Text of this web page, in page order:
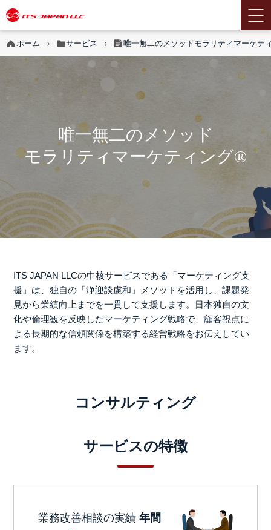
ホーム サービス 唯一無二のメソッドモラリティマーケテ
唯一無二のメソッド
モラリティマーケティング®︎
ITS JAPAN LLCの中核サービスである「マーケティング支
援」は、独自の「浄迎談慮和」メソッドを活用し、課題発
見から業績向上までを一貫して支援します。日本独自の文
化や倫理観を反映したマーケティング戦略で、顧客視点に
よる長期的な信頼関係を構築する経営戦略をお伝えしてい
ます。
コンサルティング
サービスの特徴
業務改善相談の実績 年間